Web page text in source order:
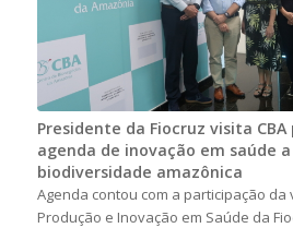
Presidente da Fiocruz visita
agenda de inovação em saúde
biodiversidade amazônica
Agenda contou com a participação
Produção e Inovação em Saúde da